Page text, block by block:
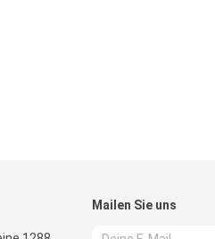
Mailen Sie uns